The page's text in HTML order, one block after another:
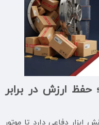
حفظ ارزش در برابر
ابزار دفاعی دارد تا موتور